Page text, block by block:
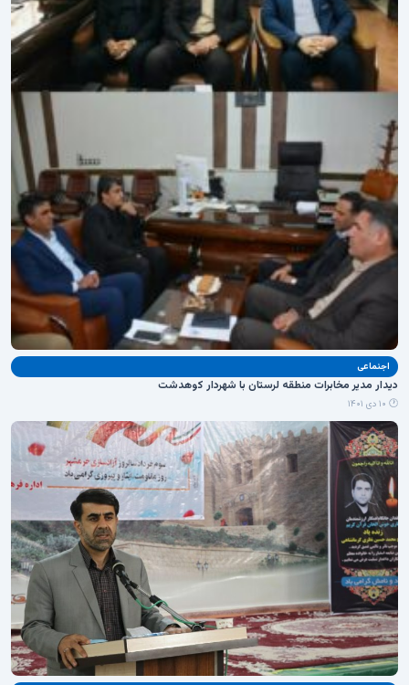
اجنماعی
دیدار مدیر مخابرات منطقه لرستان با شهردار کوهدشت
🕐 ۱۰ دی ۱۴۰۱